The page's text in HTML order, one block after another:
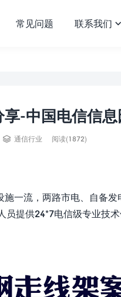
常见问题 联系我们
享-中国电信信
通信行业 阅读(1872)
一流，两路市电、自备
提供24*7电信级专业技术